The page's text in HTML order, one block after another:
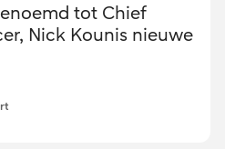
tot Chief
Nick Kounis nieuwe